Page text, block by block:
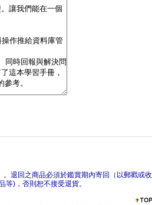
退回之商品必須於鑑賞期內寄回（以郵戳或收
)，否則恕不接受退貨。